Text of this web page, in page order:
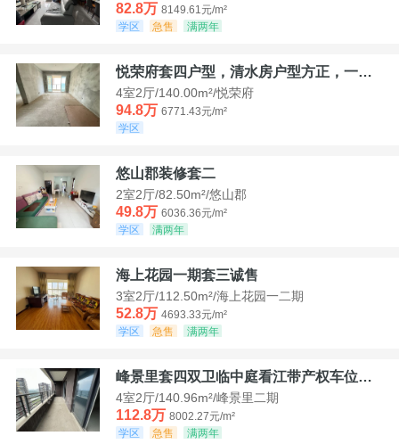
82.8万 8149.61元/m²
学区
急售 满两年
悦荣府套四户型，清水房户型方正，一口价94，8
4室2厅/140.00m²/悦荣府
94.8万 6771.43元/m²
学区
悠山郡装修套二
2室2厅/82.50m²/悠山郡
49.8万 6036.36元/m²
学区
满两年
海上花园一期套三诚售
3室2厅/112.50m²/海上花园一二期
52.8万 4693.33元/m²
学区
急售 满两年
峰景里套四双卫临中庭看江带产权车位诚售
4室2厅/140.96m²/峰景里二期
112.8万 8002.27元/m²
学区
急售 满两年